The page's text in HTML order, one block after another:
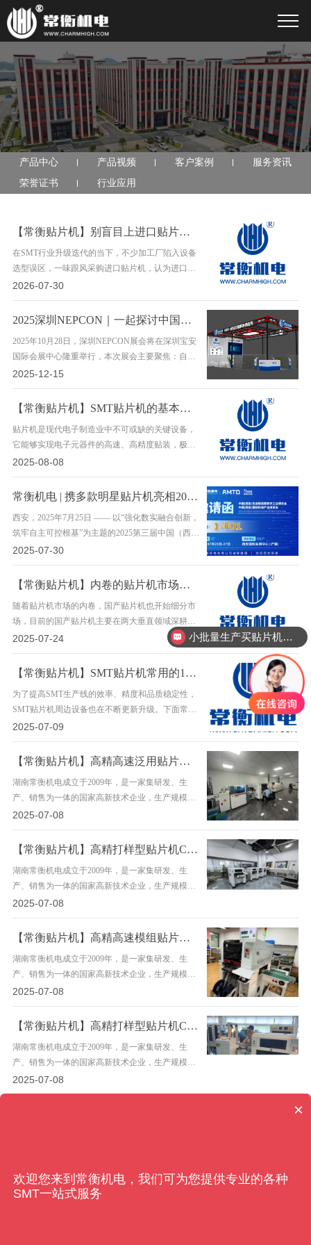
产品中心 产品视频 客户案例
服务资讯
荣誉证书
行业应用
【常衡贴片机】别盲目上进口贴片机！SMT工厂90%订单国产高端机完全够用
在SMT行业升级迭代的当下，不少加工厂陷入设备
选型误区，一味跟风采购进口贴片机，认为进口设
备性能更强、生产更稳定。实则不然，结合工厂的
订单结构与运营成本来看，90%的常规生产场景，
国产……
2026-07-30
2025深圳NEPCON｜一起探讨中国中国国产SMT智能智造未来
2025年10月28日，深圳NEPCON展会将在深圳宝安
国际会展中心隆重举行，本次展会主要聚焦：自动
化、机器人、AI、物联网、半导体封测、汽车电
子、柔性显示等前沿领域，是展现与宣传中国电子
智能智……
2025-12-15
【常衡贴片机】SMT贴片机的基本操作步骤
贴片机是现代电子制造业中不可或缺的关键设备，
它能够实现电子元器件的高速、高精度贴装，极大
地提高了生产效率。为了确保生产过程的顺利进
行，贴片机操作需要遵循一系列基本步骤。下面常
衡机……
2025-08-08
常衡机电 | 携多款明星贴片机亮相2025第三届中国（西安）先进制造暨数字工业博览会、国防科技产业博览会
西安，2025年7月25日 —— 以“强化数实融合创新，
筑牢自主可控根基”为主题的2025第三届中国（西
安）先进制造暨数字工业博览会、国防科技产业博
览会，今日在西安国际会展中心隆重举行。 常衡
机……
2025-07-30
【常衡贴片机】内卷的贴片机市场怎么垂直破冰
随着贴片机市场的内卷，国产贴片机也开始细分市
场，目前的国产贴片机主要在两大垂直领域深耕。
其一是专机专用贴片机领域，这类贴片机主要针对
特定应用场景进行优化设计，如LED贴片灯条灯板
的……
2025-07-24
【常衡贴片机】SMT贴片机常用的12种周边设备及其功能(一)
为了提高SMT生产线的效率、精度和品质稳定性，
SMT贴片机周边设备也在不断更新升级。下面常衡
贴片机就给大家分析一下SMT贴片机常用的12种周
边设备及其功能。 一、上板机： 上板机又称送板机
或……
2025-07-09
【常衡贴片机】高精高速泛用贴片机TS10—温州客户
湖南常衡机电成立于2009年，是一家集研发、生
产、销售为一体的国家高新技术企业，生产规模约
40000平方米，专注于贴片机的研发与智能制造领
域，目前主要有高速贴片机、高精泛用贴片机、高
速高……
2025-07-08
【常衡贴片机】高精打样型贴片机CHM551—浙江客户
湖南常衡机电成立于2009年，是一家集研发、生
产、销售为一体的国家高新技术企业，生产规模约
40000平方米，专注于贴片机的研发与智能制造领
域，目前主要有高速贴片机、高精泛用贴片机、高
速高……
2025-07-08
【常衡贴片机】高精高速模组贴片机TC06—深圳客户
湖南常衡机电成立于2009年，是一家集研发、生
产、销售为一体的国家高新技术企业，生产规模约
40000平方米，专注于贴片机的研发与智能制造领
域，目前主要有高速贴片机、高精泛用贴片机、高
速高……
2025-07-08
【常衡贴片机】高精打样型贴片机CHM551—佛山客户
湖南常衡机电成立于2009年，是一家集研发、生
产、销售为一体的国家高新技术企业，生产规模约
40000平方米，专注于贴片机的研发与智能制造领
域，目前主要有高速贴片机、高精泛用贴片机、高
2025-07-08
小批量生产买贴片机划算吗？
×
欢迎您来到常衡机电，我们可为您提供专业的各种
SMT一站式服务